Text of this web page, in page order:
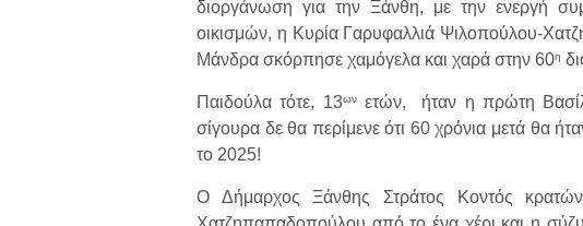
διοργάνωση για την Ξάνθη, με την ενεργή
οικισμών, η Κυρία Γαρυφαλλιά Ψιλοπούλου-
Μάνδρα σκόρπησε χαμόγελα και χαρά στην 60η
Παιδούλα τότε, 13ωνετών, ήταν η πρώτη
σίγουρα δε θα περίμενε ότι 60 χρόνια μετά θα
το 2025!
Ο Δήμαρχος Ξάνθης Στράτος Κοντός